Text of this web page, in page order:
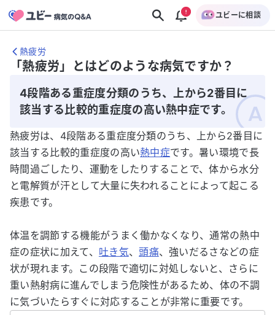
ユビーに相談
熱疲労
「熱疲労」とはどのような病気ですか？
4段階ある重症度分類のうち、上から2番目に
該当する比較的重症度の高い熱中症です。
熱疲労は、4段階ある重症度分類のうち、上から2番目に
該当する比較的重症度の高い熱中症です。暑い環境で長
時間過ごしたり、運動をしたりすることで、体から水分
と電解質が汗として大量に失われることによって起こる
疾患です。
体温を調節する機能がうまく働かなくなり、通常の熱中
症の症状に加えて、 吐き気、頭痛、強いだるさなどの症
状が現れます。この段階で適切に対処しないと、さらに
重い熱射病に進んでしまう危険性があるため、体の不調
に気づいたらすぐに対応することが非常に重要です。